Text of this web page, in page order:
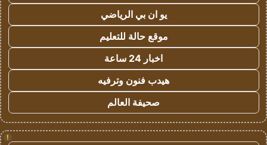
يو ان بي الرياضي
موقع حالة للتعليم
اخبار 24 ساعة
هيدب فنون وترفيه
صحيفة العالم
!